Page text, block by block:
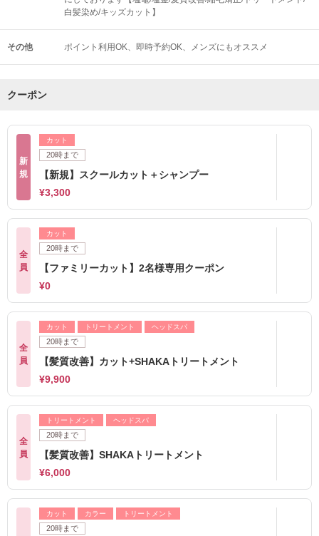
白髪染め/キッズカット】
その他 ポイント利用OK 即時予約OK メンズにもオススメ
クーポン
新
規
カット
20時まで
【新規】スクールカット＋シャンプー
¥3,300
全
員
カット
20時まで
【ファミリーカット】2名様専用クーポン
¥0
全
員
カット トリートメント ヘッドスパ
20時まで
【髪質改善】カット+SHAKAトリートメント
¥9,900
全
員
トリートメント ヘッドスパ
20時まで
【髪質改善】SHAKAトリートメント
¥6,000
カット カラー トリートメント
20時まで